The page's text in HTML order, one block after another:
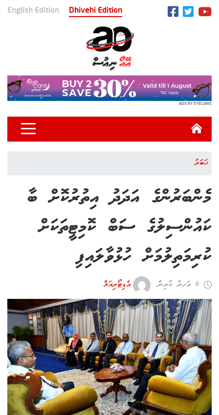
English Edition Dhivehi Edition
ADS BY EYECARE
ޚަބަރު
މެންބަރުންގެ އަދަދު އިތުރުކޮށް ބާ
ކައުންސިލުގެ ސަބް ކޮމިޓީތަކަށް
ކުރިމަތިލުމަށް ހުޅުވާލައިފި
6 އަހރު ކުރިން އެޑިޓޯރިއަލް